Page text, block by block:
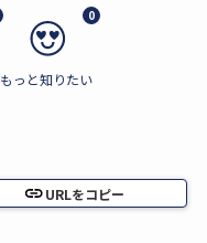
0
もっと知りたい
URLをコピー